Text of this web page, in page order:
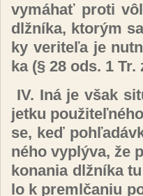
vy­má­hať pro­ti
dl­žní­ka, kto­rým
ky ve­ri­te­ľa je
ka (§ 28 ods. 1 Tr.
IV. Iná je však
jet­ku
se, keď
né­ho vy­plý­va, že
ko­na­nia dl­žní­ka
lo k preml­ča­niu